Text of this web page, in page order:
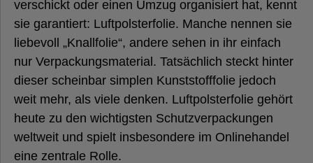
Übersicht unserer Luftpolsterfolie
verschickt oder einen Umzug organisiert hat, kennt
sie garantiert: Luftpolsterfolie. Manche nennen sie
liebevoll „Knallfolie“, andere sehen in ihr einfach
nur Verpackungsmaterial. Tatsächlich steckt hinter
dieser scheinbar simplen Kunststofffolie jedoch
weit mehr, als viele denken. Luftpolsterfolie gehört
heute zu den wichtigsten Schutzverpackungen
weltweit und spielt insbesondere im Onlinehandel
eine zentrale Rolle.